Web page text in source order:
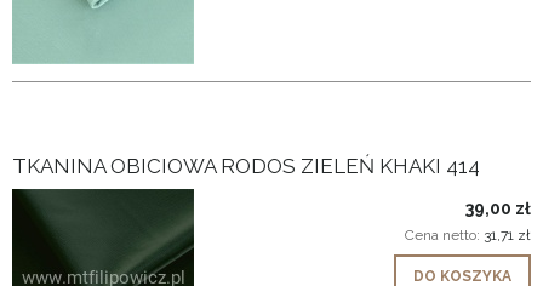
TKANINA OBICIOWA RODOS ZIELEŃ KHAKI 414
39,00 zł
Cena netto: 31,71 zł
DO KOSZYKA